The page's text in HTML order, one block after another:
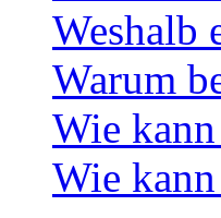
Weshalb
Warum
Wie
Wie